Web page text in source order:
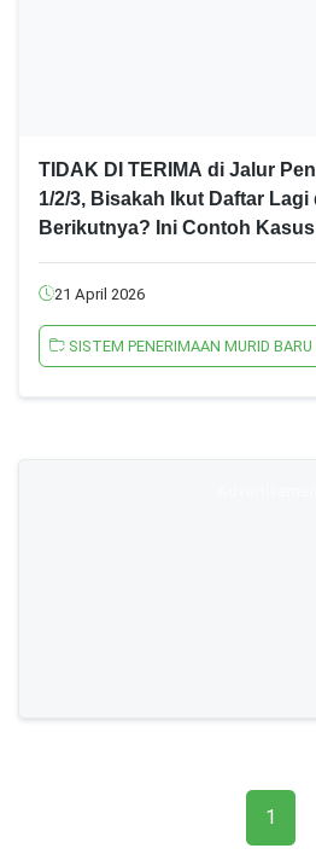
TIDAK DI TERIMA di Jalur
1/2/3, Bisakah Ikut Daftar Lagi
Berikutnya? Ini Contoh
SMA/SMK
21 April 2026
SISTEM PENERIMAAN MURID
1